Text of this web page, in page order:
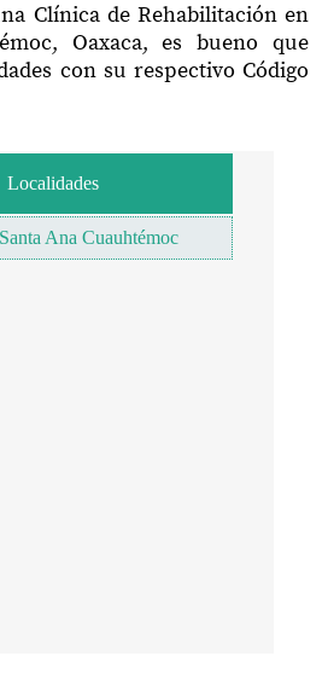
Clínica de Rehabilitación en
Oaxaca, es bueno que
con su respectivo Código
Localidades
Santa Ana Cuauhtémoc